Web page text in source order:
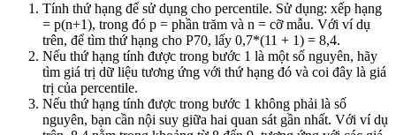
Tính thứ hạng để sử dụng cho percentile. Sử dụng: xếp hạng
= p(n+1), trong đó p = phần trăm và n = cỡ mẫu. Với ví dụ
trên, để tìm thứ hạng cho P70, lấy 0,7*(11 + 1) = 8,4.
Nếu thứ hạng tính được trong bước 1 là một số nguyên, hãy
tìm giá trị dữ liệu tương ứng với thứ hạng đó và coi đây là giá
trị của percentile.
Nếu thứ hạng tính được trong bước 1 không phải là số
nguyên, bạn cần nội suy giữa hai quan sát gần nhất. Với ví dụ